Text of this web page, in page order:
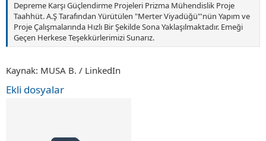
Depreme Karşı Güçlendirme Projeleri Prizma Mühendislik Proje
Taahhüt. A.Ş Tarafından Yürütülen "Merter Viyadüğü"'nün Yapım ve
Proje Çalışmalarında Hızlı Bir Şekilde Sona Yaklaşılmaktadır. Emeği
Geçen Herkese Teşekkürlerimizi Sunarız.
Kaynak: MUSA B. / LinkedIn
Ekli dosyalar